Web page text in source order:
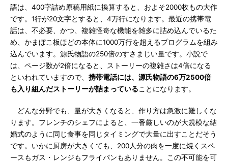
語は、400字詰め原稿用紙に換算すると、およそ2000枚もの大作
です。1行が20文字とすると、4万行になります。最近の携帯電
話は、不必要、かつ、複雑怪奇な機能を雑多に詰め込んでいるた
め、かまぼこ板ほどの本体に1000万行を超えるプログラムを組み
込んでいます。源氏物語の250倍のすさまじい量です。小説で
は、ページ数が2倍になると、ストーリーの複雑さは4倍になる
といわれていますので、 携帯電話には、源氏物語の6万2500倍
も入り組んだストーリーが詰まっていることになります。
どんな分野でも、量が大きくなると、作り方は急激に難しくな
ります。フレンチのシェフによると、一番厳しいのが大規模な結
婚式のように同じ食事を同じタイミングで大量に出すことだそう
です。いかに厨房が大きくても、200人分の肉を一度に焼くスペ
ースもガス・レンジもフライパンもありません。この不可能を可